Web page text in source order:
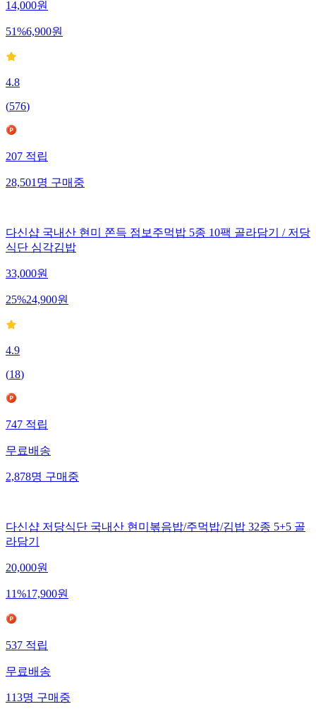
14,000원
51%6,900원
4.8
(576)
207적립
28,501명구매중
다신샵 국내산 현미 쫀득 점보주먹밥 5종 10팩 골라담기 / 저당
식단 심각김밥
33,000원
25%24,900원
4.9
(18)
747적립
무료배송
2,878명구매중
다신샵 저당식단 국내산 현미볶음밥/주먹밥/김밥 32종 5+5 골
라담기
20,000원
11%17,900원
537적립
무료배송
113명구매중